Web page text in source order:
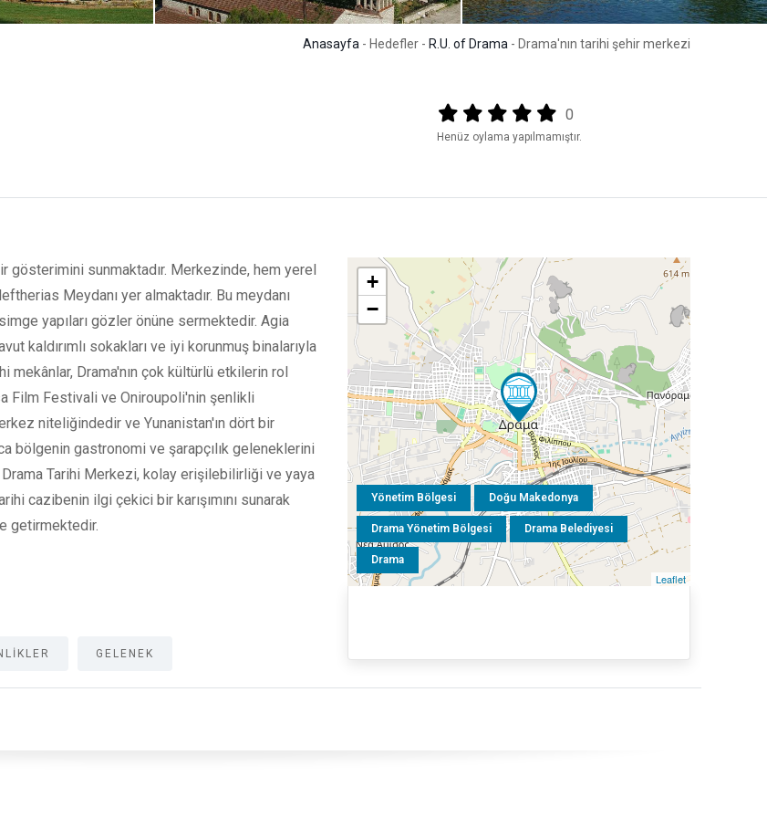
Anasayfa - Hedefler - R.U. of Drama - Drama'nın tarihi şehir merkezi
Output format
(star)(star)(star)(star)(star)
0
Henüz oylama yapılmamıştır.
gösterimini sunmaktadır. Merkezinde, hem yerel
Meydanı yer almaktadır. Bu meydanı
yapıları gözler önüne sermektedir. Agia
kaldırımlı sokakları ve iyi korunmuş binalarıyla
mekânlar, Drama'nın çok kültürlü etkilerin rol
Film Festivali ve Oniroupoli'nin şenlikli
niteliğindedir ve Yunanistan'ın dört bir
bölgenin gastronomi ve şarapçılık geleneklerini
Tarihi Merkezi, kolay erişilebilirliği ve yaya
cazibenin ilgi çekici bir karışımını sunarak
getirmektedir.
GELENEK
Yönetim Bölgesi Doğu Makedonya
Drama Yönetim Bölgesi Drama Belediyesi
Drama
+
−
Leaflet